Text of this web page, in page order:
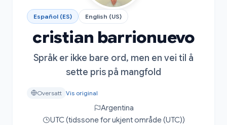
Español (ES) English (US)
cristian barrionuevo
Språk er ikke bare ord, men en vei til å
sette pris på mangfold
Oversatt Vis original
Argentina
UTC (tidssone for ukjent område (UTC))